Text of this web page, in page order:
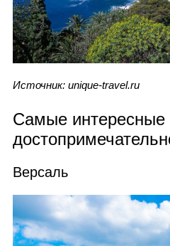
Источник: unique-travel.ru
Самые интересные
Версаль